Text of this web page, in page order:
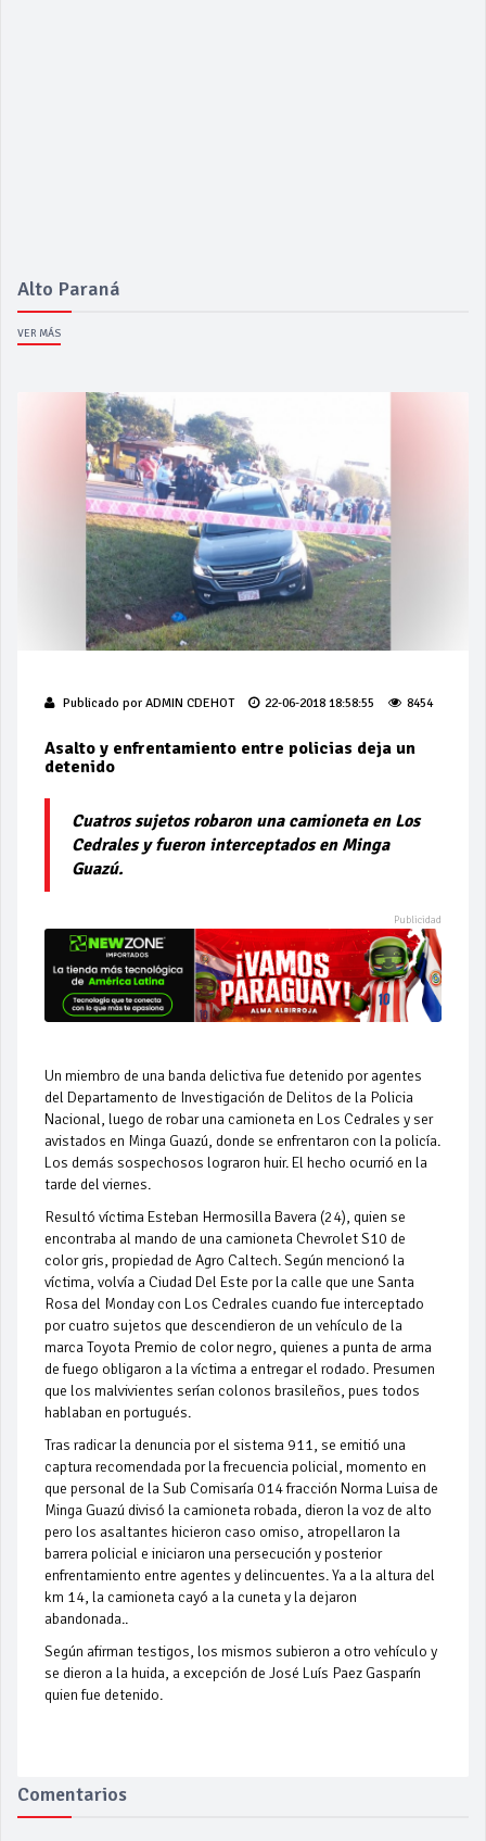
Alto Paraná
VER MÁS
Publicado por ADMIN CDEHOT 22-06-2018 18:58:55 8454
Asalto y enfrentamiento entre policias deja un
detenido
Cuatros sujetos robaron una camioneta en Los
Cedrales y fueron interceptados en Minga
Guazú.
Un miembro de una banda delictiva fue detenido por agentes
del Departamento de Investigación de Delitos de la Policia
Nacional, luego de robar una camioneta en Los Cedrales y ser
avistados en Minga Guazú, donde se enfrentaron con la policía.
Los demás sospechosos lograron huir. El hecho ocurrió en la
tarde del viernes.
Resultó víctima Esteban Hermosilla Bavera (24), quien se
encontraba al mando de una camioneta Chevrolet S10 de
color gris, propiedad de Agro Caltech. Según mencionó la
víctima, volvía a Ciudad Del Este por la calle que une Santa
Rosa del Monday con Los Cedrales cuando fue interceptado
por cuatro sujetos que descendieron de un vehículo de la
marca Toyota Premio de color negro, quienes a punta de arma
de fuego obligaron a la víctima a entregar el rodado. Presumen
que los malvivientes serían colonos brasileños, pues todos
hablaban en portugués.
Tras radicar la denuncia por el sistema 911, se emitió una
captura recomendada por la frecuencia policial, momento en
que personal de la Sub Comisaría 014 fracción Norma Luisa de
Minga Guazú divisó la camioneta robada, dieron la voz de alto
pero los asaltantes hicieron caso omiso, atropellaron la
barrera policial e iniciaron una persecución y posterior
enfrentamiento entre agentes y delincuentes. Ya a la altura del
km 14, la camioneta cayó a la cuneta y la dejaron
abandonada..
Según afirman testigos, los mismos subieron a otro vehículo y
se dieron a la huida, a excepción de José Luís Paez Gasparín
quien fue detenido.
Comentarios